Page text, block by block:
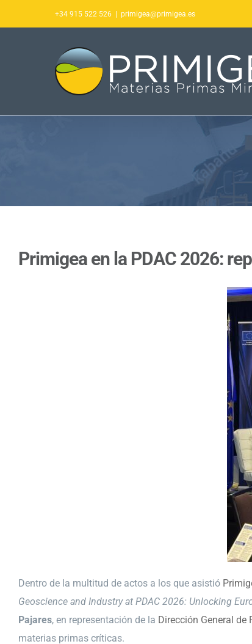
al
+34 915 522 526 | primigea@primigea.es
Primigea en la PDAC 2026:
Dentro de la multitud de actos a los que asistió
Geoscience and Industry at PDAC 2026: Unlocking
Pajares, en representación de la Dirección General
materias primas críticas.